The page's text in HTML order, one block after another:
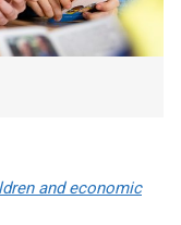
and economic